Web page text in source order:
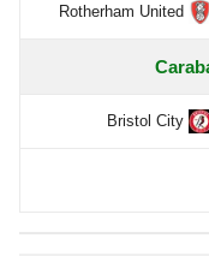
Rotherham United
Bristol City